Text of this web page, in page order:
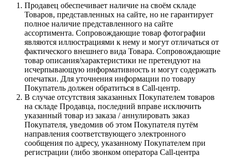
Продавец обеспечивает наличие на своём складе
Товаров, представленных на сайте, но не гарантирует
полное наличие представленного на сайте
ассортимента. Сопровождающие товар фотографии
являются иллюстрациями к нему и могут отличаться от
фактического внешнего вида Товара. Сопровождающие
товар описания/характеристики не претендуют на
исчерпывающую информативность и могут содержать
опечатки. Для уточнения информации по товару
Покупатель должен обратиться в Call-центр.
В случае отсутствия заказанных Покупателем товаров
на складе Продавца, последний вправе исключить
указанный товар из заказа / аннулировать заказ
Покупателя, уведомив об этом Покупателя путём
направления соответствующего электронного
сообщения по адресу, указанному Покупателем при
регистрации (либо звонком оператора Call-центра